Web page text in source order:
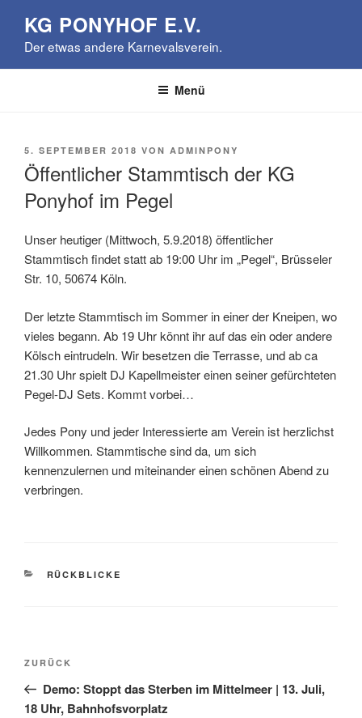
springen
KG PONYHOF E.V.
Der etwas andere Karnevalsverein.
Menü
VERÖFFENTLICHT
AM
5. SEPTEMBER 2018 VON ADMINPONY
Öffentlicher Stammtisch der KG
Ponyhof im Pegel
Unser heutiger (Mittwoch, 5.9.2018) öffentlicher
Stammtisch findet statt ab 19:00 Uhr im „Pegel“, Brüsseler
Str. 10, 50674 Köln.
Der letzte Stammtisch im Sommer in einer der Kneipen, wo
vieles begann. Ab 19 Uhr könnt ihr auf das ein oder andere
Kölsch eintrudeln. Wir besetzen die Terrasse, und ab ca
21.30 Uhr spielt DJ Kapellmeister einen seiner gefürchteten
Pegel-DJ Sets. Kommt vorbei…
Jedes Pony und jeder Interessierte am Verein ist herzlichst
Willkommen. Stammtische sind da, um sich
kennenzulernen und miteinander einen schönen Abend zu
verbringen.
KATEGORIEN
RÜCKBLICKE
Beitragsnavigation
Vorheriger
Beitrag
ZURÜCK
Demo: Stoppt das Sterben im Mittelmeer | 13. Juli,
18 Uhr, Bahnhofsvorplatz